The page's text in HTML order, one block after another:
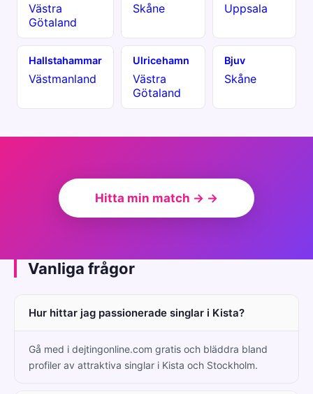
Västra
Götaland
Skåne Uppsala
Hallstahammar
Västmanland
Ulricehamn
Västra
Götaland
Bjuv
Skåne
Hitta min match → →
Vanliga frågor
Hur hittar jag passionerade singlar i Kista?
Gå med i dejtingonline.com gratis och bläddra bland
profiler av attraktiva singlar i Kista och Stockholm.